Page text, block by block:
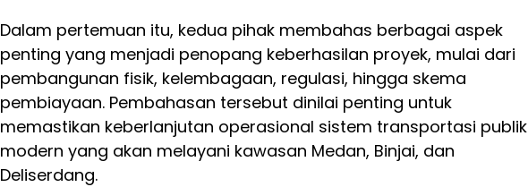
Dalam pertemuan itu, kedua pihak membahas berbagai aspek
penting yang menjadi penopang keberhasilan proyek, mulai dari
pembangunan fisik, kelembagaan, regulasi, hingga skema
pembiayaan. Pembahasan tersebut dinilai penting untuk
memastikan keberlanjutan operasional sistem transportasi publik
modern yang akan melayani kawasan Medan, Binjai, dan
Deliserdang.